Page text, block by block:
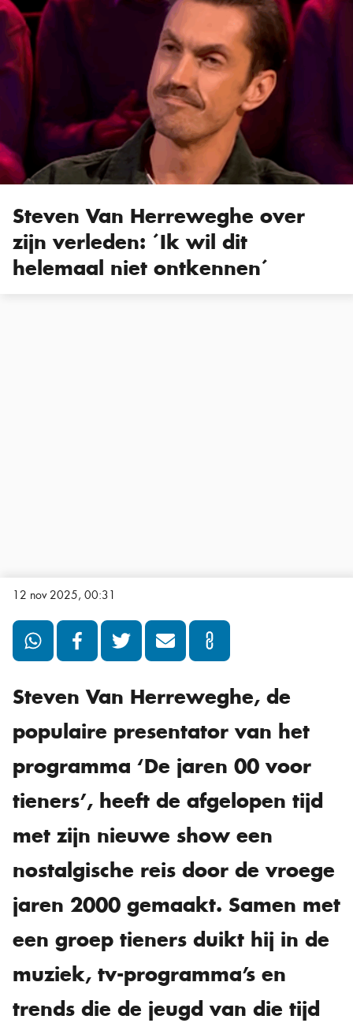
Steven Van Herreweghe over
zijn verleden: ´Ik wil dit
helemaal niet ontkennen´
12 nov 2025, 00:31
Steven Van Herreweghe, de
populaire presentator van het
programma ‘De jaren 00 voor
tieners’, heeft de afgelopen tijd
met zijn nieuwe show een
nostalgische reis door de vroege
jaren 2000 gemaakt. Samen met
een groep tieners duikt hij in de
muziek, tv-programma’s en
trends die de jeugd van die tijd